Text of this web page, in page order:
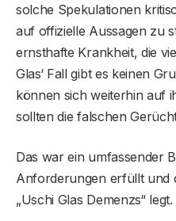
solche Spekulationen
auf offizielle Aussagen zu
ernsthafte Krankheit, die
Glas‘ Fall gibt es keinen
können sich weiterhin auf
sollten die falschen
Das war ein umfassender
Anforderungen erfüllt und
„Uschi Glas Demenzs“ legt.